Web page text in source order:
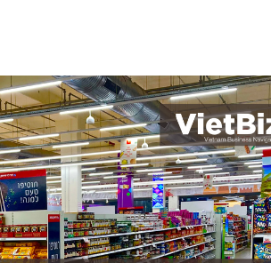
ベトナム企業
ベトナム企業動向
スタートアップ企業